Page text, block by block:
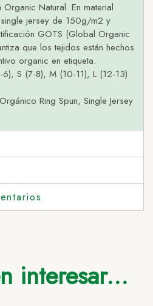
Natural. En material
jersey de 150g/m2 y
GOTS (Global Organic
que los tejidos están hechos
organic en etiqueta.
S (7-8), M (10-11), L (12-13)
Ring Spun, Single Jersey
interesar...